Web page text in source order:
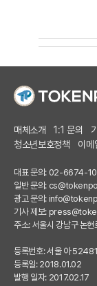
매체소개 1:1 문의
청소년보호정책
이메
대표 문의: 02-6674-
일반 문의:
광고 문의:
기사 제보:
주소: 서울시 강남구 논
등록번호: 서울 아 52481
등록일: 2018.01.02
발행 일자: 2017.02.17